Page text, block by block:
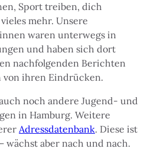
Sport treiben, dich
mehr. Unsere
waren unterwegs in
und haben sich dort
nachfolgenden Berichten
von ihren Eindrücken.
noch andere Jugend- und
in Hamburg. Weitere
Adressdatenbank. Diese ist
wächst aber nach und nach.